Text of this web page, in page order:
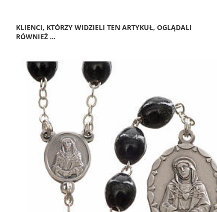
KLIENCI, KTÓRZY WIDZIELI TEN ARTYKUŁ, OGLĄDALI
RÓWNIEŻ ...